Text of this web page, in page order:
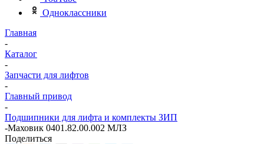
Одноклассники
Главная
-
Каталог
-
Запчасти для лифтов
-
Главный привод
-
Подшипники для лифта и комплекты ЗИП
-Маховик 0401.82.00.002 МЛЗ
Поделиться